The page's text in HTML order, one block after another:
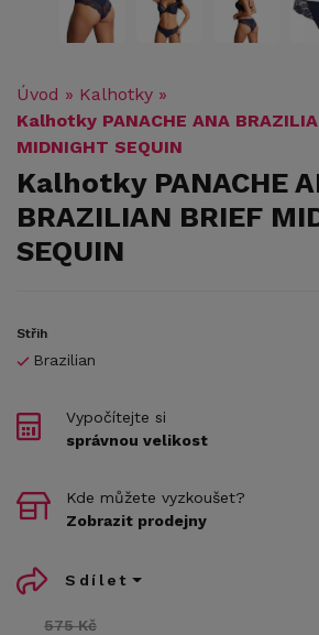
Úvod » Kalhotky »
Kalhotky PANACHE ANA
MIDNIGHT SEQUIN
Kalhotky PANACHE
BRAZILIAN BRIEF
SEQUIN
Střih
Brazilian
575 Kč
Vypočítejte si
správnou velikost
Kde můžete vyzkoušet?
Zobrazit prodejny
Sdílet